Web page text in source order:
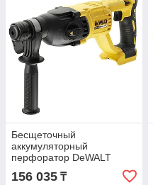
Бесщеточный
аккумуляторный
перфоратор DeWALT
SDS-Plus DCH133N-XJ
156 035 ₸